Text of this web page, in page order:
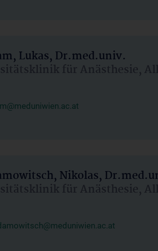
Lukas, Dr.med.univ.
für Anästhesie,
Nikolas,
für Anästhesie,